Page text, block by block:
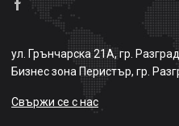
ул. Грънчарска 21А, гр. Разград
Бизнес зона Перистър, гр.
Свържи се с нас